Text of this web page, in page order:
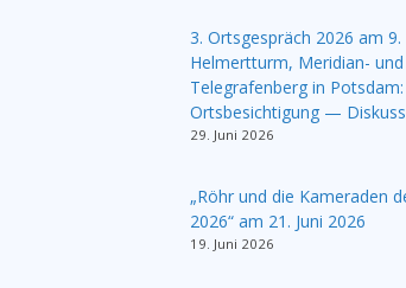
3. Ortsgespräch 2026 am
Helmertturm, Meridian-
Telegrafenberg in
Ortsbesichtigung —
29. Juni 2026
„Röhr und die Kameraden
2026“ am 21. Juni 2026
19. Juni 2026